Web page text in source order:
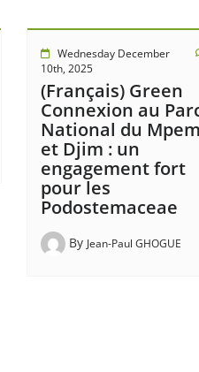
Wednesday December
10th, 2025
(Français) Green
Connexion au
National du Mpem
et Djim : un
engagement fort
pour les
Podostemaceae
By Jean-Paul GHOGUE